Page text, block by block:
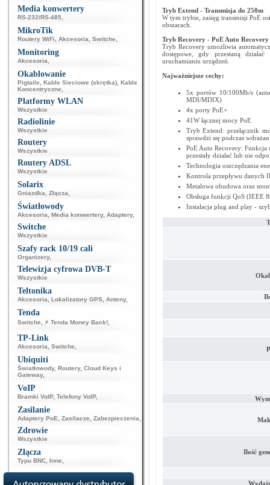
Media konwertery
RS-232/RS-485
MikroTik
Routery WiFi Akcesoria Switche
Monitoring
Akcesoria
Okablowanie
Pigtaile Kable Sieciowe (skrętka) Kable
Koncentryczne
Platformy WLAN
Wszystkie
Radiolinie
Wszystkie
Routery
Wszystkie
Routery ADSL
Wszystkie
Solarix
Gniazdka Złącza
Światłowody
Akcesoria Media konwertery, Adaptery,
Switche
Wszystkie
Szafy rack 10/19 cali
Organizery,
Telewizja cyfrowa DVB-T
Wszystkie
Teltonika
Akcesoria Lokalizatory GPS Anteny,
Tenda
Switche ⚡ Tenda Money Back!
TP-Link
Akcesoria Switche
Ubiquiti
Światłowody, Routery, Cloud Keys i
Gateway,
VoIP
Bramki VoIP, Telefony VoIP,
Zasilanie
Adaptery PoE Zasilacze Zabezpieczenia
Zdrowie
Wszystkie
Złącza
Typu BNC Inne
Tryb Extend - Transmisja do 250m
W tym trybie, zasięg transmisji PoE
obszarach.
Tryb Recovery - PoE Auto Recovery
Tryb Recovery umożliwia
dostępowe, gdy przestaną
uruchamianiu urządzeń.
Najważniejsze cechy:
5x portów 10/100Mb/s
MDI/MDIX)
4x porty PoE+
41W łącznej mocy PoE
Tryb Extend: przełącznik
sprawdzi się podczas
PoE Auto Recovery: Funkcja
przestały działać lub nie
Technologia oszczędzania
Kontrola przepływu danych
Metalowa obudowa oraz
Obsługa funkcji QoS (IEEE
Instalacja plug and play -
Ilość